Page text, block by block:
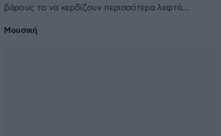
βάρους το να κερδίζουν περισσότερα λεφτά…
Μουσική